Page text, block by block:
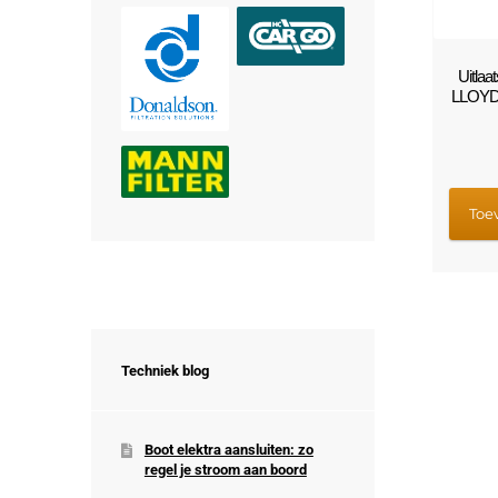
Techniek blog
Boot elektra aansluiten: zo
regel je stroom aan boord